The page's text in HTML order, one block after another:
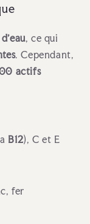
, ce qui
. Cependant,
actifs
B12), C et E
fer